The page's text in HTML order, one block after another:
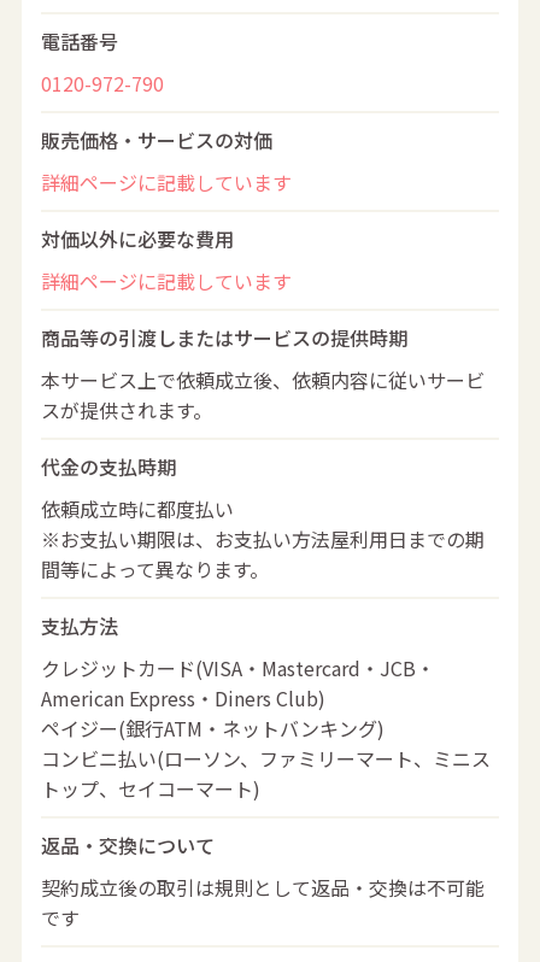
電話番号
0120-972-790
販売価格・サービスの対価
詳細ページに記載しています
対価以外に必要な費用
詳細ページに記載しています
商品等の引渡しまたはサービスの提供時期
本サービス上で依頼成立後、依頼内容に従いサービ
スが提供されます。
代金の支払時期
依頼成立時に都度払い
※お支払い期限は、お支払い方法屋利用日までの期
間等によって異なります。
支払方法
クレジットカード(VISA・Mastercard・JCB・
American Express・Diners Club)
ペイジー(銀行ATM・ネットバンキング)
コンビニ払い(ローソン、ファミリーマート、ミニス
トップ、セイコーマート)
返品・交換について
契約成立後の取引は規則として返品・交換は不可能
です